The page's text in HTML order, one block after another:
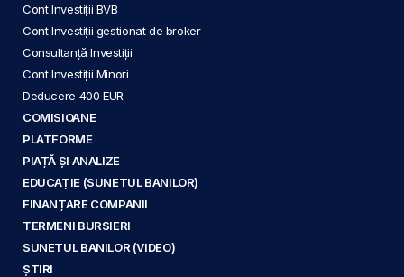
Cont Investiții BVB
Cont Investiții gestionat de broker
Consultanță Investiții
Cont Investiții Minori
Deducere 400 EUR
COMISIOANE
PLATFORME
PIAȚĂ ȘI ANALIZE
EDUCAȚIE (SUNETUL BANILOR)
FINANȚARE COMPANII
TERMENI BURSIERI
SUNETUL BANILOR (VIDEO)
ȘTIRI